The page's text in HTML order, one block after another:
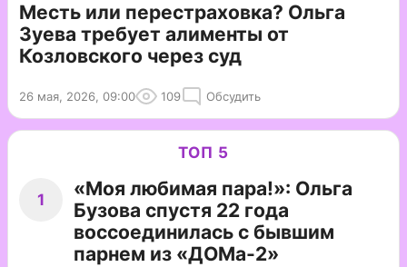
Месть или перестраховка? Ольга
Зуева требует алименты от
Козловского через суд
26 мая, 2026, 09:00 109 Обсудить
ТОП 5
1
«Моя любимая пара!»: Ольга
Бузова спустя 22 года
воссоединилась с бывшим
парнем из «ДОМа-2»